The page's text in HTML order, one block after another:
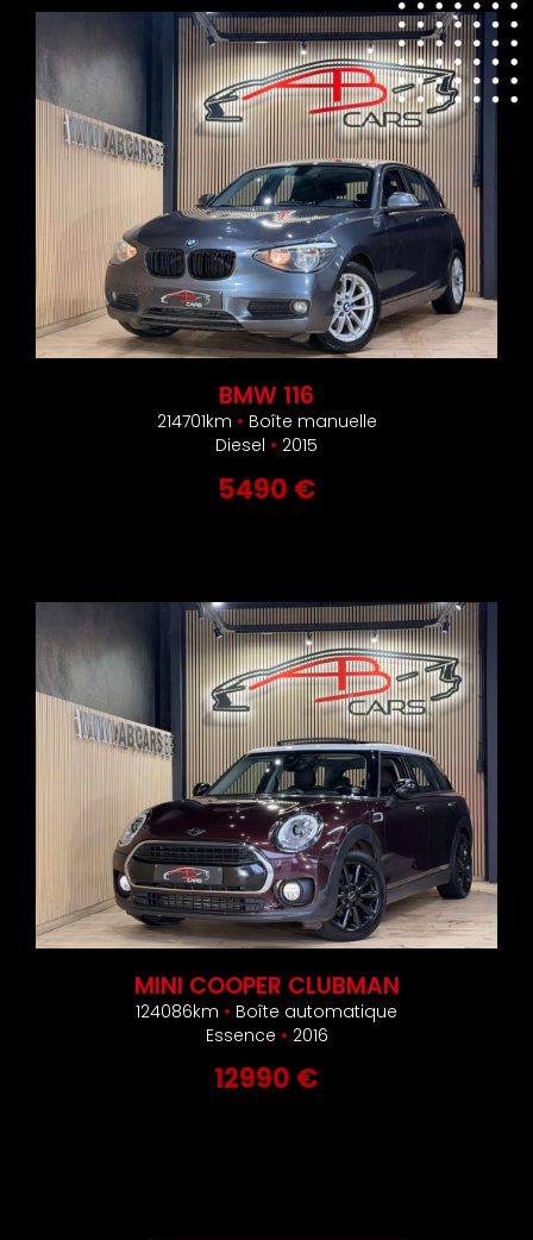
BMW 116
214701km • Boîte manuelle
Diesel • 2015
5490 €
MINI COOPER CLUBMAN
124086km • Boîte automatique
Essence • 2016
12990 €